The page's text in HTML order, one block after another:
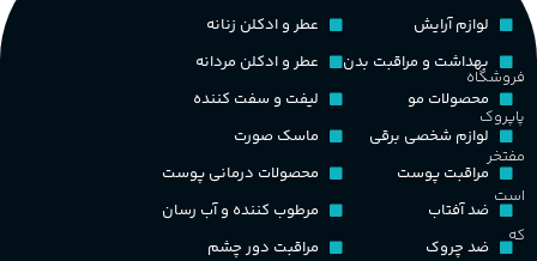
طبع تلخ
غلظت
اکسترکت دو پرفیوم
گروه بویایی میوه ای
فروشگاه
پاپروک
مفتخر
است
که
لوازم آرایش
بهداشت و مراقبت بدن
محصولات مو
لوازم شخصی برقی
مراقبت پوست
ضد آفتاب
ضد چروک
عطر و ادکلن زنانه
عطر و ادکلن مردانه
لیفت و سفت کننده
ماسک صورت
محصولات درمانی پوست
مرطوب کننده و آب رسان
مراقبت دور چشم